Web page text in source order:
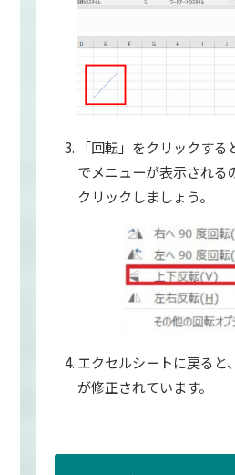
「回転」をクリックす
でメニューが表示される
クリックしましょう。
エクセルシートに戻ると
が修正されています。